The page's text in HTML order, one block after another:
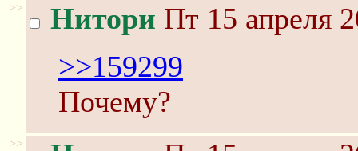
>> Нитори Пт 15 апреля
>>159299
Почему?
>>